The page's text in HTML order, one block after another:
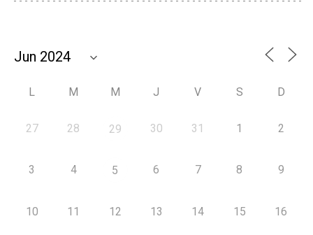
L M M J V S D
27 28 29 30 31 1 2
3 4 5 6 7 8 9
10 11 12 13 14 15 16